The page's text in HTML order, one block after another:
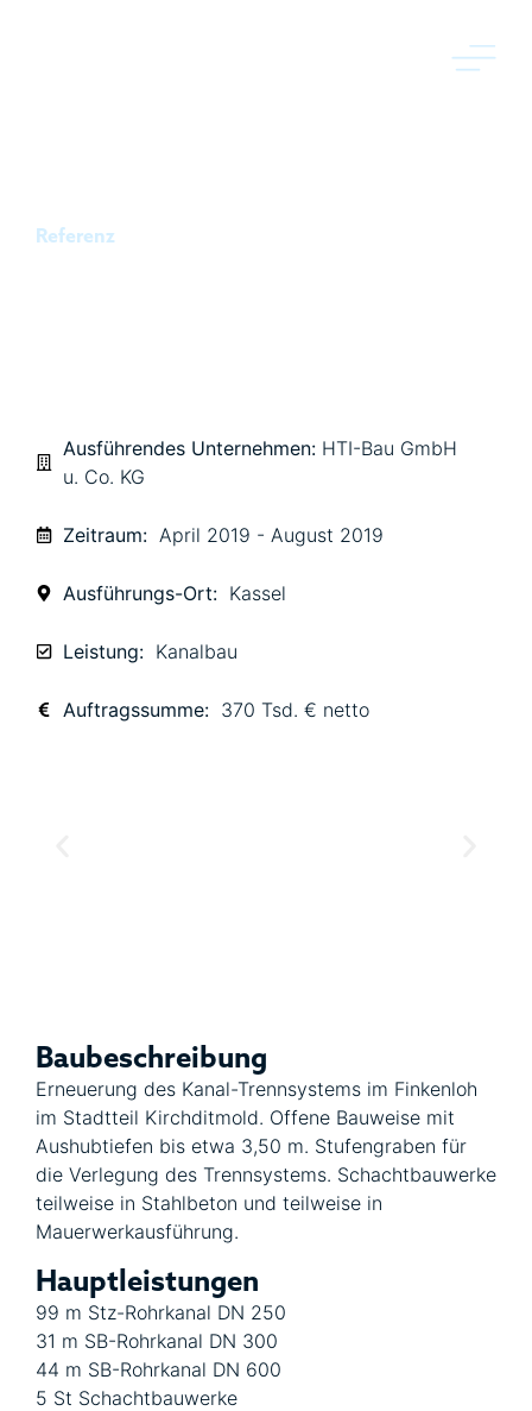
Referenz
Ausführendes Unternehmen: HTI-Bau GmbH
u. Co. KG
Zeitraum:April 2019 - August 2019
Ausführungs-Ort:Kassel
Leistung: Kanalbau
Auftragssumme:370 Tsd. € netto
Baubeschreibung
Erneuerung des Kanal-Trennsystems im Finkenloh
im Stadtteil Kirchditmold. Offene Bauweise mit
Aushubtiefen bis etwa 3,50 m. Stufengraben für
die Verlegung des Trennsystems. Schachtbauwerke
teilweise in Stahlbeton und teilweise in
Mauerwerkausführung.
Hauptleistungen
99 m Stz-Rohrkanal DN 250
31 m SB-Rohrkanal DN 300
44 m SB-Rohrkanal DN 600
5 St Schachtbauwerke